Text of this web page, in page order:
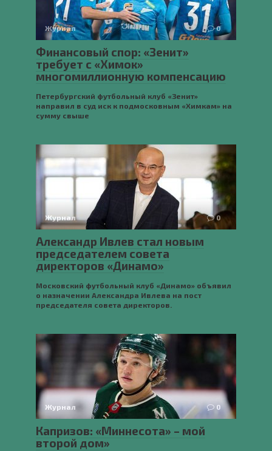
Журнал 0
Финансовый спор: «Зенит»
требует с «Химок»
многомиллионную компенсацию
Петербургский футбольный клуб «Зенит»
направил в суд иск к подмосковным «Химкам» на
сумму свыше
Журнал 0
Александр Ивлев стал новым
председателем совета
директоров «Динамо»
Московский футбольный клуб «Динамо» объявил
о назначении Александра Ивлева на пост
председателя совета директоров.
Журнал 0
Капризов: «Миннесота» – мой
второй дом»